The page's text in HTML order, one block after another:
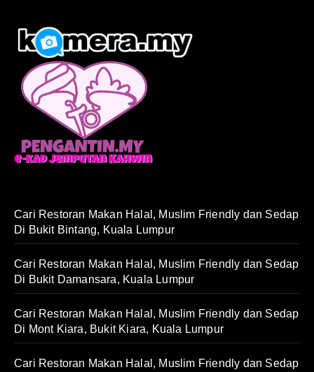
Cari Restoran Makan Halal, Muslim Friendly dan Sedap
Di Bukit Bintang, Kuala Lumpur
Cari Restoran Makan Halal, Muslim Friendly dan Sedap
Di Bukit Damansara, Kuala Lumpur
Cari Restoran Makan Halal, Muslim Friendly dan Sedap
Di Mont Kiara, Bukit Kiara, Kuala Lumpur
Cari Restoran Makan Halal, Muslim Friendly dan Sedap